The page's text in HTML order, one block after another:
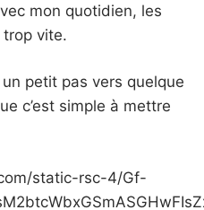
mon quotidien, les
vite.
petit pas vers quelque
c’est simple à mettre